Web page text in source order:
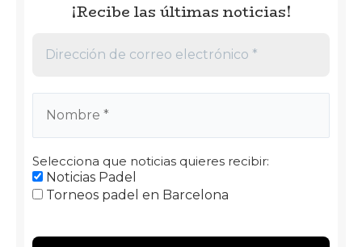
¡Recibe las últimas noticias!
Selecciona que noticias quieres recibir:
Noticias Padel
Torneos padel en Barcelona